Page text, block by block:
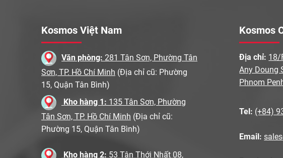
Kosmos Việt Nam
Văn phòng: 281 Tân Sơn, Phường Tân
Sơn, TP. Hồ Chí Minh (Địa chỉ cũ: Phường
15, Quận Tân Bình)
Kho hàng 1: 135 Tân Sơn, Phường
Tân Sơn, TP. Hồ Chí Minh (Địa chỉ cũ:
Phường 15, Quận Tân Bình)
Kho hàng 2: 53 Tân Thới Nhất 08,
Kosmos
Địa chỉ: 18/
Any Doung
Phnom
Tel: (+84)
Email: